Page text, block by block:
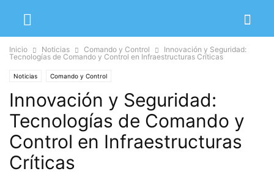
Inicio Noticias Comando y Control
Innovación y Seguridad:
Tecnologías de Comando y Control en Infraestructuras Críticas
Noticias Comando y Control
Innovación y Seguridad:
Tecnologías de Comando y
Control en Infraestructuras
Críticas